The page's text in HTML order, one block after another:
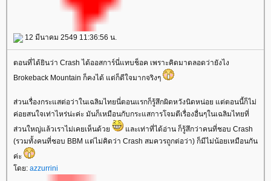
12 มีนาคม 2549 11:36:56 น.
ตอนที่ได้ยินว่า Crash ได้ออสการ์นี่แทบช็อค เพราะคิดมาตลอดว่ายังไง
Brokeback Mountain ก็คงได้ แต่ก็ดีใจมากจริงๆ
ส่วนเรื่องกระแสต่อว่าในเฉลิมไทยนี่ตอนแรกก็รู้สึกผิดหวังนิดหน่อย แต่ตอนนี้ก็ไม่
ค่อยสนใจเท่าไหร่น่ะค่ะ มันก็เหมือนกับกระแสการโจมตีเรื่องอื่นๆในเฉลิมไทยที่
ส่วนใหญ่แล้วเราไม่เคยเห็นด้ว
ละเท่าที่ได้อ่าน ก็รู้สึกว่าคนที่ชอบ Crash
(รวมทั้งคนที่ชอบ BBM แต่ไม่คิดว่า Crash สมควรถูกต่อว่า) ก็มีไม่น้อยเหมือนกัน
ค่ะ
ดย: azzurrini